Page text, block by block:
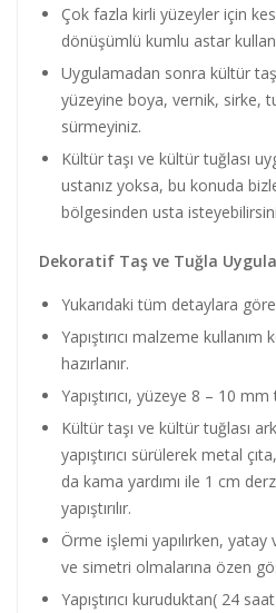
Çok fazla kirli yüzeyler için
dönüşümlü kumlu astar
Uygulamadan sonra kültür
yüzeyine boya, vernik, sirke,
sürmeyiniz.
Kültür taşı ve kültür tuğlası
ustanız yoksa, bu konuda
bölgesinden usta
Dekoratif Taş ve Tuğla
Yukarıdaki tüm detaylara
Yapıştırıcı malzeme
hazırlanır.
Yapıştırıcı, yüzeye 8 – 10
Kültür taşı ve kültür tuğlası
yapıştırıcı sürülerek metal
da kama yardımı ile 1 cm
yapıştırılır.
Örme işlemi yapılırken,
ve simetri olmalarına özen
Yapıştırıcı kuruduktan( 24